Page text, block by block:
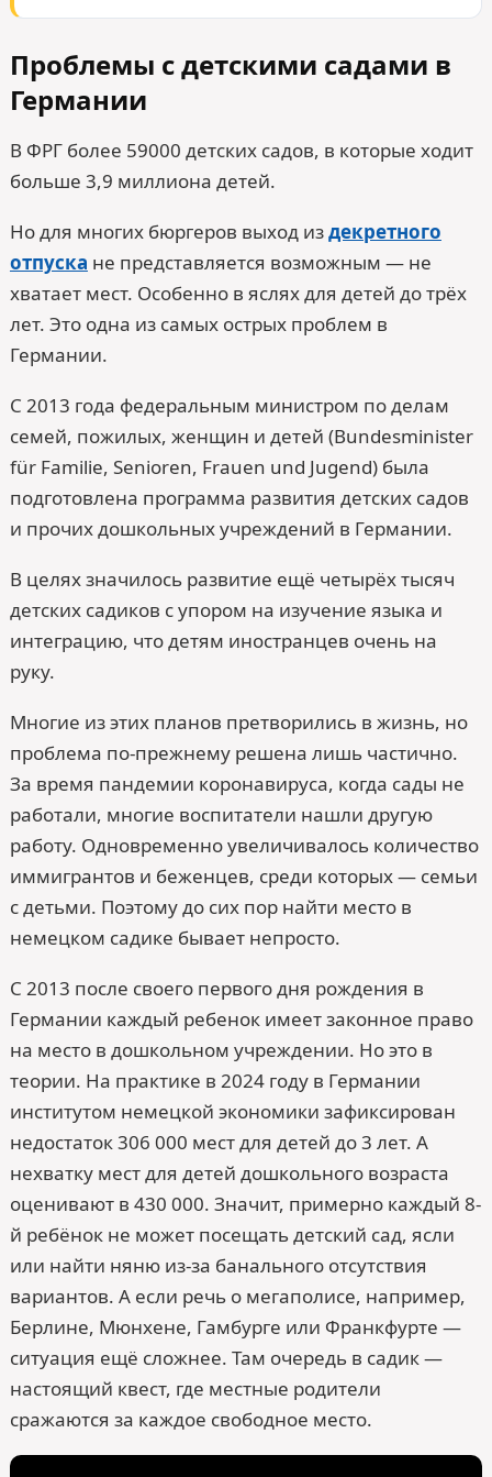
Проблемы с детскими садами в
Германии
В ФРГ более 59000 детских садов, в которые ходит
больше 3,9 миллиона детей.
Но для многих бюргеров выход издекретного
отпуска не представляется возможным — не
хватает мест. Особенно в яслях для детей до трёх
лет. Это одна из самых острых проблем в
Германии.
С 2013 года федеральным министром по делам
семей, пожилых, женщин и детей (Bundesminister
für Familie, Senioren, Frauen und Jugend) была
подготовлена программа развития детских садов
и прочих дошкольных учреждений в Германии.
В целях значилось развитие ещё четырёх тысяч
детских садиков с упором на изучение языка и
интеграцию, что детям иностранцев очень на
руку.
Многие из этих планов претворились в жизнь, но
проблема по-прежнему решена лишь частично.
За время пандемии коронавируса, когда сады не
работали, многие воспитатели нашли другую
работу. Одновременно увеличивалось количество
иммигрантов и беженцев, среди которых — семьи
с детьми. Поэтому до сих пор найти место в
немецком садике бывает непросто.
С 2013 после своего первого дня рождения в
Германии каждый ребенок имеет законное право
на место в дошкольном учреждении. Но это в
теории. На практике в 2024 году в Германии
институтом немецкой экономики зафиксирован
недостаток 306 000 мест для детей до 3 лет. А
нехватку мест для детей дошкольного возраста
оценивают в 430 000. Значит, примерно каждый 8-
й ребёнок не может посещать детский сад, ясли
или найти няню из-за банального отсутствия
вариантов. А если речь о мегаполисе, например,
Берлине, Мюнхене, Гамбурге или Франкфурте —
ситуация ещё сложнее. Там очередь в садик —
настоящий квест, где местные родители
сражаются за каждое свободное место.